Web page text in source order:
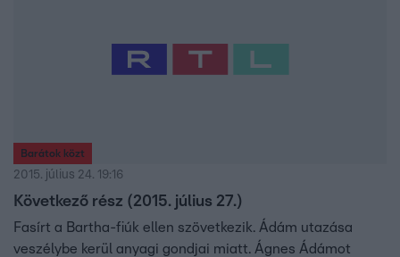
Barátok közt
2015. július 24. 19:16
Következő rész (2015. július 27.)
Fasírt a Bartha-fiúk ellen szövetkezik. Ádám utazása
veszélybe kerül anyagi gondjai miatt. Ágnes Ádámot